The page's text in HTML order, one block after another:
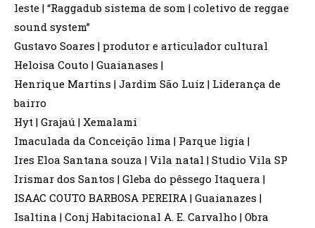
leste | “Raggadub sistema de som | coletivo de reggae
sound system”
Gustavo Soares | produtor e articulador cultural
Heloisa Couto | Guaianases |
Henrique Martins | Jardim São Luiz | Liderança de
bairro
Hyt | Grajaú | Xemalami
Imaculada da Conceição lima | Parque ligia |
Ires Eloa Santana souza | Vila natal | Studio Vila SP
Irismar dos Santos | Gleba do pêssego Itaquera |
ISAAC COUTO BARBOSA PEREIRA | Guaianazes |
Isaltina | Conj Habitacional A. E. Carvalho | Obra